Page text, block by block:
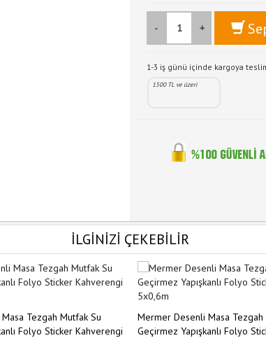
- +
1-3 iş günü içinde kargoya
1500 TL ve üzeri
İLGİNİZİ ÇEKEBİLİR
Tezgah Mutfak Su
Folyo Sticker Kahverengi
Mermer Desenli Masa Tezgah
Geçirmez Yapışkanlı Folyo